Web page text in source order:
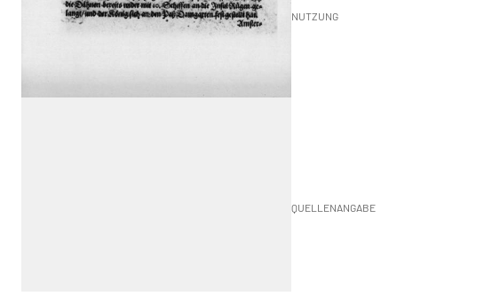
NUTZUNG
QUELLENANGABE